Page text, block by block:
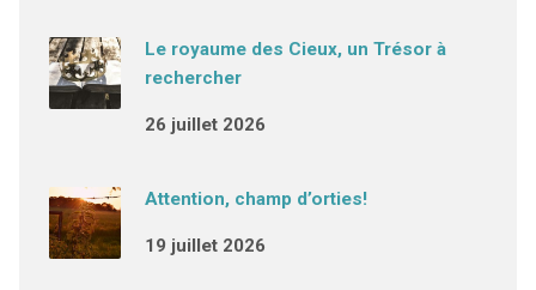
Le royaume des Cieux, un Trésor à
rechercher
26 juillet 2026
Attention, champ d’orties!
19 juillet 2026